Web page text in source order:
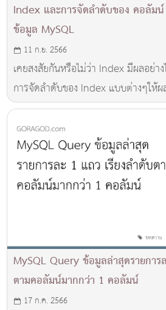
Index และการจัดลำดับของ คอลัม
ข้อมูล MySQL
11 ก.ย. 2566
เคยสงสัยกันหรือไม่ว่า Index มีผลอย่า
การจัดลำดับของ Index แบบต่างๆให้ผ
MySQL Query ข้อมูลล่าสุดรายการ
ตามคอลัมน์มากกว่า 1 คอลัมน์
17 ก.ค. 2566